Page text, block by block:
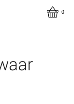
0